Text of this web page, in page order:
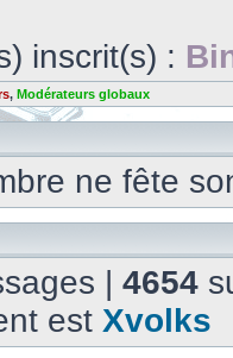
inscrit(s) :
, Modérateurs globaux
ne fête
| 4654
est Xvolks